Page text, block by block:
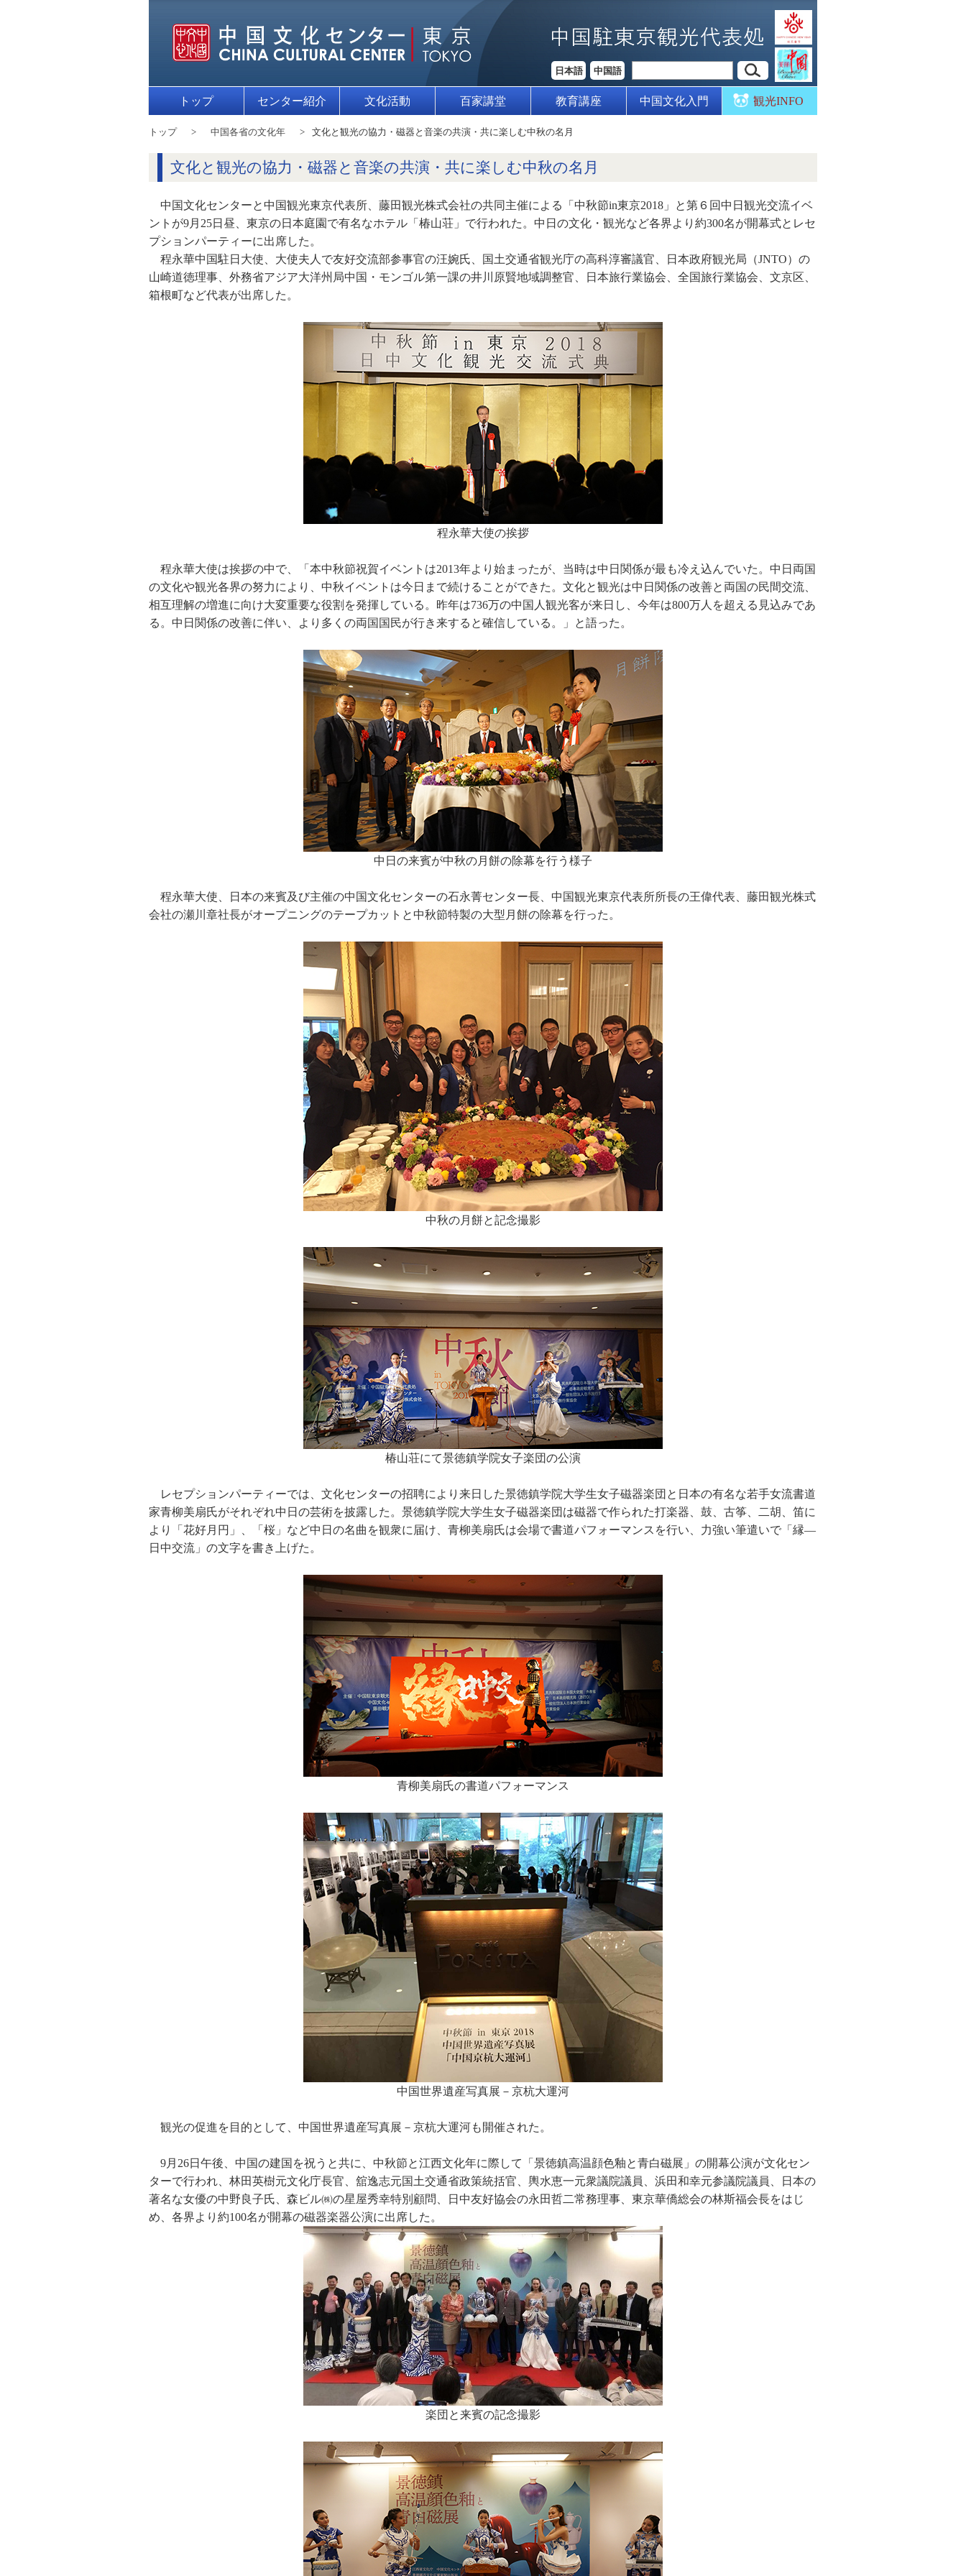
日本語 中国語
トップ センター紹介 文化活動 百家講堂 教育講座 中国文化入門 観光INFO
トップ 中国各省の文化年 文化と観光の協力・磁器と音楽の共演・共に楽しむ中秋の名月
文化と観光の協力・磁器と音楽の共演・共に楽しむ中秋の名月
中国文化センターと中国観光東京代表所、藤田観光株式会社の共同主催による「中秋節in東京2018」と第６回中日観光交流イベ
ントが9月25日昼、東京の日本庭園で有名なホテル「椿山荘」で行われた。中日の文化・観光など各界より約300名が開幕式とレセ
プションパーティーに出席した。
程永華中国駐日大使、大使夫人で友好交流部参事官の汪婉氏、国土交通省観光庁の高科淳審議官、日本政府観光局（JNTO）の
山崎道徳理事、外務省アジア大洋州局中国・モンゴル第一課の井川原賢地域調整官、日本旅行業協会、全国旅行業協会、文京区、
箱根町など代表が出席した。
程永華大使の挨拶
程永華大使は挨拶の中で、「本中秋節祝賀イベントは2013年より始まったが、当時は中日関係が最も冷え込んでいた。中日両国
の文化や観光各界の努力により、中秋イベントは今日まで続けることができた。文化と観光は中日関係の改善と両国の民間交流、
相互理解の増進に向け大変重要な役割を発揮している。昨年は736万の中国人観光客が来日し、今年は800万人を超える見込みであ
る。中日関係の改善に伴い、より多くの両国国民が行き来すると確信している。」と語った。
中日の来賓が中秋の月餅の除幕を行う様子
程永華大使、日本の来賓及び主催の中国文化センターの石永菁センター長、中国観光東京代表所所長の王偉代表、藤田観光株式
会社の瀬川章社長がオープニングのテープカットと中秋節特製の大型月餅の除幕を行った。
中秋の月餅と記念撮影
椿山荘にて景徳鎮学院女子楽団の公演
レセプションパーティーでは、文化センターの招聘により来日した景徳鎮学院大学生女子磁器楽団と日本の有名な若手女流書道
家青柳美扇氏がそれぞれ中日の芸術を披露した。景徳鎮学院大学生女子磁器楽団は磁器で作られた打楽器、鼓、古筝、二胡、笛に
より「花好月円」、「桜」など中日の名曲を観衆に届け、青柳美扇氏は会場で書道パフォーマンスを行い、力強い筆遣いで「縁―
日中交流」の文字を書き上げた。
青柳美扇氏の書道パフォーマンス
中国世界遺産写真展－京杭大運河
観光の促進を目的として、中国世界遺産写真展－京杭大運河も開催された。
9月26日午後、中国の建国を祝うと共に、中秋節と江西文化年に際して「景徳鎮高温顔色釉と青白磁展」の開幕公演が文化セン
ターで行われ、林田英樹元文化庁長官、舘逸志元国土交通省政策統括官、輿水恵一元衆議院議員、浜田和幸元参議院議員、日本の
著名な女優の中野良子氏、森ビル㈱の星屋秀幸特別顧問、日中友好協会の永田哲二常務理事、東京華僑総会の林斯福会長をはじ
め、各界より約100名が開幕の磁器楽器公演に出席した。
楽団と来賓の記念撮影